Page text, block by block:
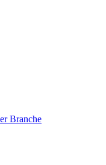
Branche